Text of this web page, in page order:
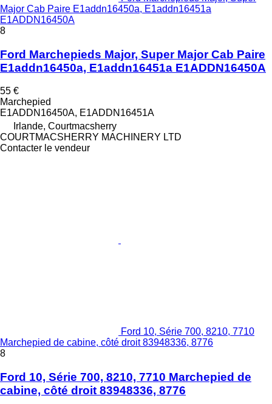
Major Cab Paire E1addn16450a, E1addn16451a
E1ADDN16450A
8
Ford Marchepieds Major, Super Major Cab Paire
E1addn16450a, E1addn16451a E1ADDN16450A
55 €
Marchepied
E1ADDN16450A, E1ADDN16451A
Irlande, Courtmacsherry
COURTMACSHERRY MACHINERY LTD
Contacter le vendeur
Ford 10, Série 700, 8210, 7710
Marchepied de cabine, côté droit 83948336, 8776
8
Ford 10, Série 700, 8210, 7710 Marchepied de
cabine, côté droit 83948336, 8776